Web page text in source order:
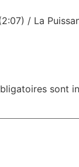
/ La
sont